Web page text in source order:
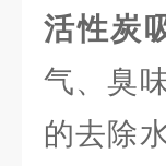
活性炭
气、臭
的去除